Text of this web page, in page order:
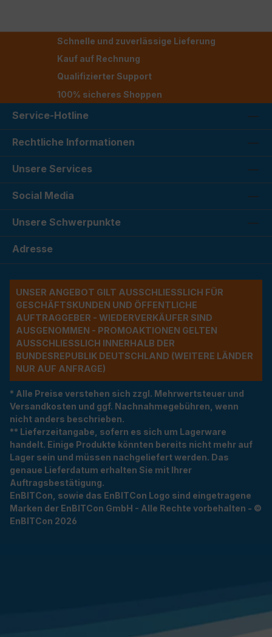
Schnelle und zuverlässige Lieferung
Kauf auf Rechnung
Qualifizierter Support
100% sicheres Shoppen
Service-Hotline
Rechtliche Informationen
Unsere Services
Social Media
Unsere Schwerpunkte
Adresse
UNSER ANGEBOT GILT AUSSCHLIESSLICH FÜR G
ESCHÄFTSKUNDEN UND ÖFFENTLICHE A
UFTRAGGEBER - WIEDERVERKÄUFER SIND A
USGENOMMEN - PROMOAKTIONEN GELTEN A
USSCHLIESSLICH INNERHALB DER BU
NDESREPUBLIK DEUTSCHLAND (WEITERE LÄNDER NU
R AUF ANFRAGE)
* Alle Preise verstehen sich zzgl. Mehrwertsteuer und
Versandkosten und ggf. Nachnahmegebühren, wenn
nicht anders beschrieben.
** Lieferzeitangabe, sofern es sich um Lagerware
handelt. Einige Produkte könnten bereits nicht mehr auf
Lager sein und müssen nachgeliefert werden. Das
genaue Lieferdatum erhalten Sie mit Ihrer
Auftragsbestätigung.
EnBITCon, sowie das EnBITCon Logo sind eingetragene
Marken der EnBITCon GmbH - Alle Rechte vorbehalten - ©
EnBITCon 2026